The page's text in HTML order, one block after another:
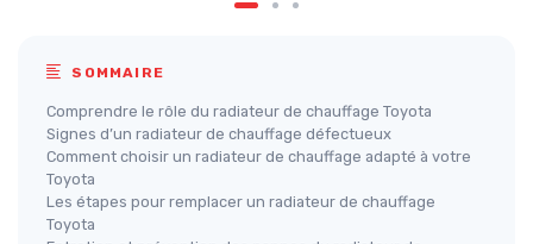
SOMMAIRE
Comprendre le rôle du radiateur de chauffage Toyota
Signes d’un radiateur de chauffage défectueux
Comment choisir un radiateur de chauffage adapté à votre
Toyota
Les étapes pour remplacer un radiateur de chauffage
Toyota